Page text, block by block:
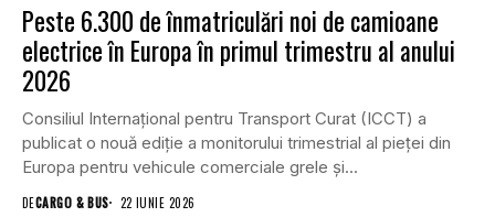
Peste 6.300 de înmatriculări noi de camioane
electrice în Europa în primul trimestru al anului
2026
Consiliul Internațional pentru Transport Curat (ICCT) a
publicat o nouă ediție a monitorului trimestrial al pieței din
Europa pentru vehicule comerciale grele și...
DECARGO & BUS 22 IUNIE 2026